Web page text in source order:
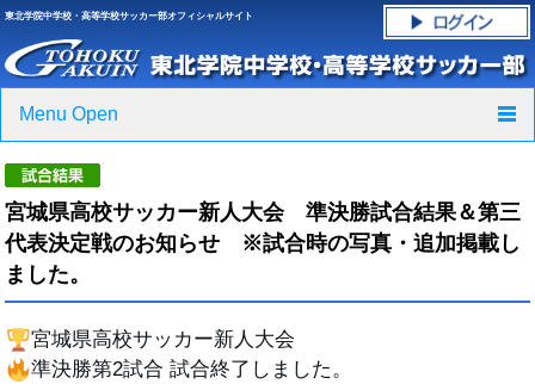
東北学院中学校・高等学校サッカー部オフィシャルサイト
Menu Open
ニュース
スケジュール
宮城県高校サッカー新人大会 準決勝試合結果＆第三
代表決定戦のお知らせ ※試合時の写真・追加掲載し
ました。
宮城県高校サッカー新人大会
準決勝第2試合 試合終了しました。